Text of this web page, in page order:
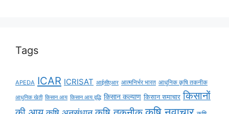
Tags
APEDA ICAR ICRISAT आईसीएआर आत्मनिर्भर भारत आधुनिक कृषि तकनीक
आधुनिक खेती किसान आय किसान आय वृद्धि किसान कल्याण किसान समाचार किसानों